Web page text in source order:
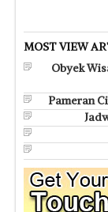
MOST VIEW
Obyek
Pameran